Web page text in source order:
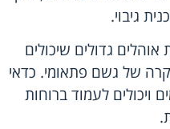
גיבוי.
גדולים שיכולים
של גשם פתאומי. כדאי
ויכולים לעמוד ברוחות